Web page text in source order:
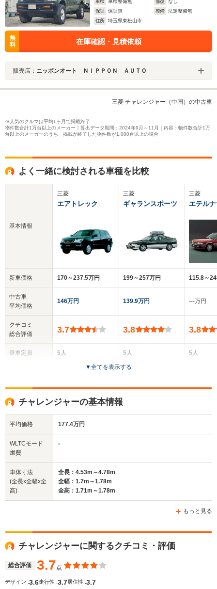
車検 車検整備無 修復
なし
保証
保証無 整備
法定整備無
住所
埼玉県東松山市
無
料
在庫確認・見積依頼
販売店： ニッポンオート ＮＩＰＰＯＮ ＡＵＴＯ
三菱 チャレンジャー（中国）の中古車
※人気のクルマは平均1ヶ月で掲載終了
物件数合計1万台以上のメーカー｜算出データ期間：2024年9月～11月｜内容：物件数合計1万
台以上のメーカーのうち、掲載が終了した物件数が1,000台以上の場合
よく一緒に検討される車種を比較
基本情報
新車価格
中古車
平均価格
クチコミ
総合評価
乗車定員
サイズ
(全長x全幅x全高)
WLTCモード
燃費
三菱
エアトレック
170～237.5万円
146万円
3.7
5人
1.54m～1.69m
三菱
ギャランスポーツ
199～257万円
139.9万円
3.8
5人
5ドア
三菱
エテル
115.8～
‐‐‐万円
3.8
5人
▼全てを表示する
チャレンジャーの基本情報
平均価格 177.4万円
WLTCモード
燃費
-
車体寸法
(全長x全幅x全
高)
全長：4.53m～4.78m
全幅：1.7m～1.78m
全高：1.71m～1.78m
もっと見る
チャレンジャーに関するクチコミ・評価
総合評価 3.7点
デザイン :3.6走行性 :3.7 居住性 :3.7